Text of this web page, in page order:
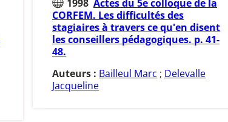
1998 Actes du 5e colloque de la
CORFEM. Les difficultés des
stagiaires à travers ce qu'en disent
les conseillers pédagogiques. p. 41-
48.
Auteurs : Bailleul Marc ; Delevalle
Jacqueline